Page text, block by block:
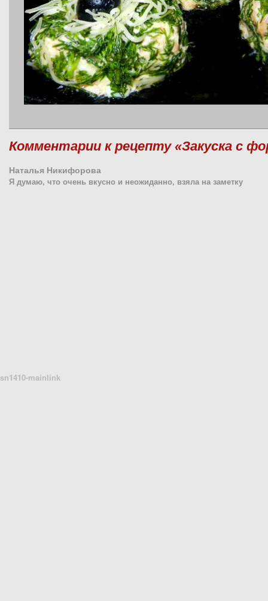
Комментарии к рецепту «Закуска с
Наталья Никифорова
Я думаю, что очень вкусно и неожиданно, взяла на заметку
sn1410-mainlink